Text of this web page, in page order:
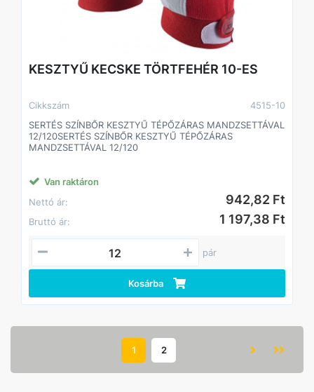
KESZTYŰ KECSKE TÖRTFEHÉR 10-ES
Cikkszám
4515-10
SERTÉS SZÍNBŐR KESZTYŰ TÉPŐZÁRAS MANDZSETTÁVAL
12/120SERTÉS SZÍNBŐR KESZTYŰ TÉPŐZÁRAS
MANDZSETTÁVAL 12/120
Van raktáron
Nettó ár:
942,82 Ft
Bruttó ár: 1 197,38 Ft
pár
Kosárba
1 2